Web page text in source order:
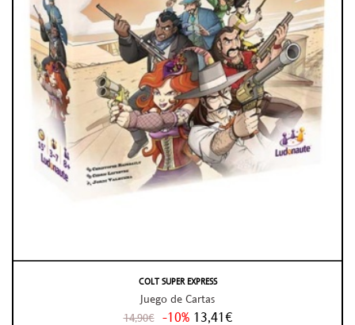
COLT SUPER EXPRESS
Juego de Cartas
14,90€ -10% 13,41€